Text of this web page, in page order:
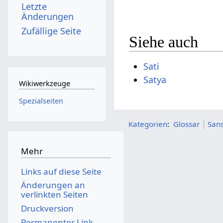
Siehe auch
Sati
Satya
Kategorien: Glossar
Letzte
Änderungen
Zufällige Seite
Wikiwerkzeuge
Spezialseiten
Mehr
Links auf diese Seite
Änderungen an
verlinkten Seiten
Druckversion